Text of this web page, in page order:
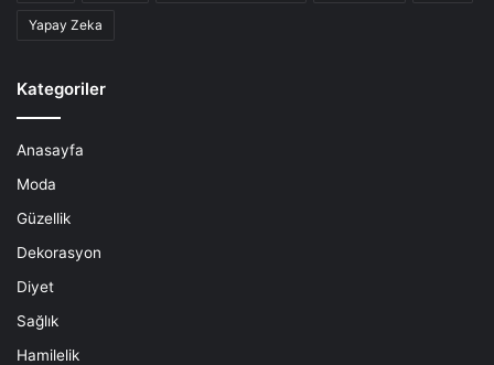
Yapay Zeka
Kategoriler
Anasayfa
Moda
Güzellik
Dekorasyon
Diyet
Sağlık
Hamilelik